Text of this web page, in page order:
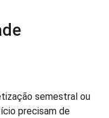
semestral ou
precisam de